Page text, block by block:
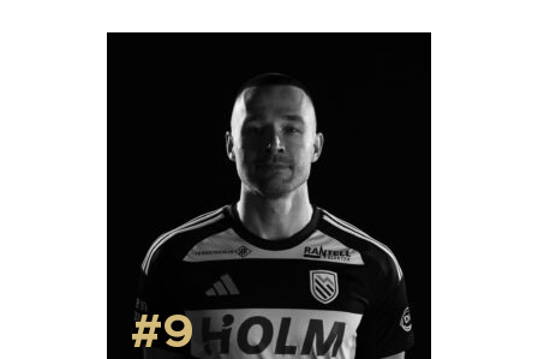
#9